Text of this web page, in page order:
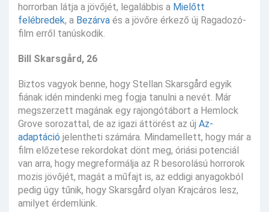
horrorban látja a jövőjét, legalábbis a Mielőtt
felébredek, a Bezárva és a jövőre érkező új Ragadozó-
film erről tanúskodik.
Bill Skarsgård, 26
Biztos vagyok benne, hogy Stellan Skarsgård egyik
fiának idén mindenki meg fogja tanulni a nevét. Már
megszerzett magának egy rajongótábort a Hemlock
Grove sorozattal, de az igazi áttörést az új Az-
adaptáció jelentheti számára. Mindamellett, hogy már a
film előzetese rekordokat dönt meg, óriási potenciál
van arra, hogy megreformálja az R besorolású horrorok
mozis jövőjét, magát a műfajt is, az eddigi anyagokból
pedig úgy tűnik, hogy Skarsgård olyan Krajcáros lesz,
amilyet érdemlünk.